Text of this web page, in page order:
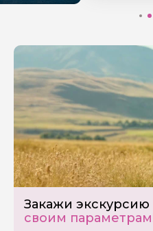
Закажи
своим
Ваша электронная
Ваш номер телефона
Вопросы и
Если у вас есть
задать